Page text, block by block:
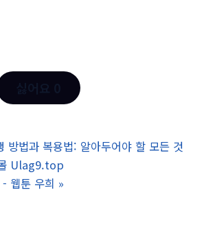
방법과 복용법: 알아두어야 할 모든 것
Ulag9.top
웹툰 우희 »